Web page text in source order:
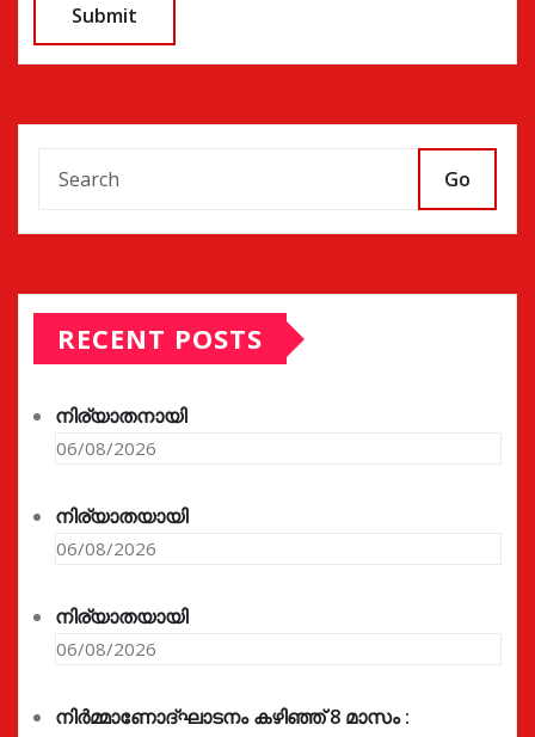
Go
RECENT POSTS
നിര്യാതനായി
06/08/2026
നിര്യാതയായി
06/08/2026
നിര്യാതയായി
06/08/2026
നിർമ്മാണോദ്ഘാടനം കഴിഞ്ഞ് 8 മാസം :